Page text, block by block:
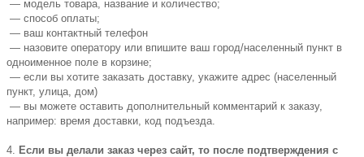
— модель товара, название и количество;
— способ оплаты;
— ваш контактный телефон
— назовите оператору или впишите ваш город/населенный пункт в
одноименное поле в корзине;
— если вы хотите заказать доставку, укажите адрес (населенный
пункт, улица, дом)
— вы можете оставить дополнительный комментарий к заказу,
например: время доставки, код подъезда.
4.
Если вы делали заказ через сайт, то после подтверждения с